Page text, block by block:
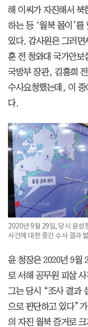
해 이씨가 자진해서 북
하는 등 ‘월북 몰이’를
있다. 감사원은 그러면
훈 전 청와대 국가안보
국방부 장관, 김홍희
수사요청했는데, 이 중
다.
2020년 9월 29일, 당시 윤성
사건에 대한 중간 수사 결과
윤 청장은 2020년 9월
로 서해 공무원 피살
그는 당시 “조사 결과
으로 판단하고 있다”
의 자진 월북 증거로